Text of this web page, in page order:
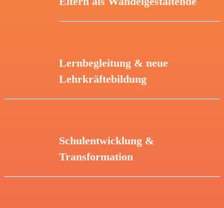
Lernbegleitung & neue
Lehrkräftebildung
Schulentwicklung &
Transformation